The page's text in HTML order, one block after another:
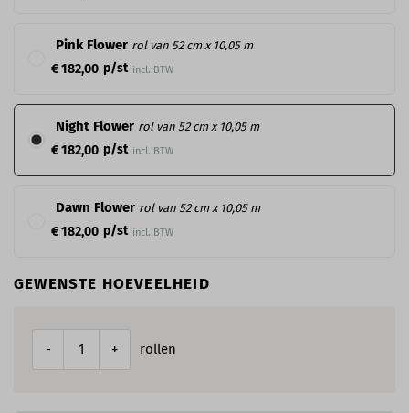
Pink Flower rol van 52 cm x 10,05 m
€ 182,00 p/st incl. BTW
Night Flower rol van 52 cm x 10,05 m
€ 182,00 p/st incl. BTW
Dawn Flower rol van 52 cm x 10,05 m
€ 182,00 p/st incl. BTW
GEWENSTE HOEVEELHEID
- + rollen